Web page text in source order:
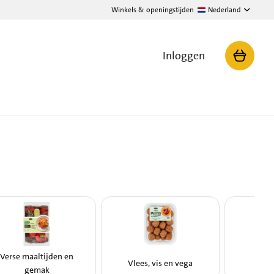
Winkels & openingstijden Nederland
Inloggen
Verse maaltijden en
gemak
Vlees, vis en vega